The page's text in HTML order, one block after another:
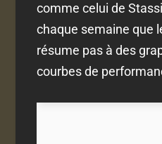
comme celui de
chaque semaine que
résume pas à des
courbes de